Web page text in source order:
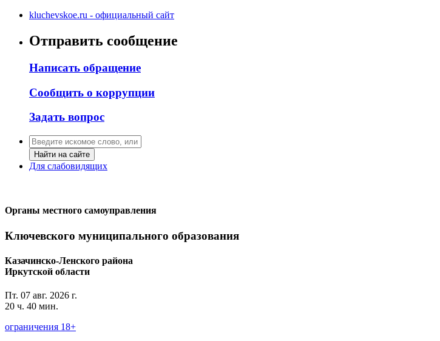
kluchevskoe.ru - официальный сайт
Отправить сообщение
Написать обращение
Сообщить о коррупции
Задать вопрос
Найти на сайте
Для слабовидящих
Органы местного самоуправления
Ключевского муниципального образования
Казачинско-Ленского района
Иркутской области
Пт. 07 авг. 2026 г.
20 ч. 40 мин.
ограничения 18+